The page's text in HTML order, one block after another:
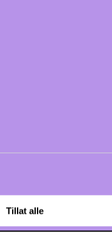
Tillat alle